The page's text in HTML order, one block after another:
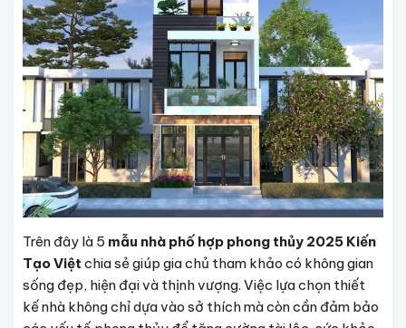
Trên đây là 5 mẫu nhà phố hợp phong thủy 2025 Kiến
Tạo Việt chia sẻ giúp gia chủ tham khảo có không gian
sống đẹp, hiện đại và thịnh vượng. Việc lựa chọn thiết
kế nhà không chỉ dựa vào sở thích mà còn cần đảm bảo